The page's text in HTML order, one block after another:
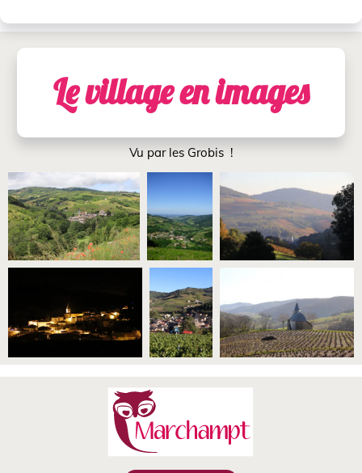
Le village en images
Vu par les Grobis !